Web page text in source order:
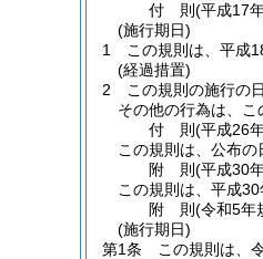
付 則(平成17
(施行期日)
1
この規則は、平成
(経過措置)
2
この規則の施行の
その他の行為は、
付 則(平成26
この規則は、公布の
附 則(平成30
この規則は、平成30
附 則(令和5年
(施行期日)
第1条
この規則は、